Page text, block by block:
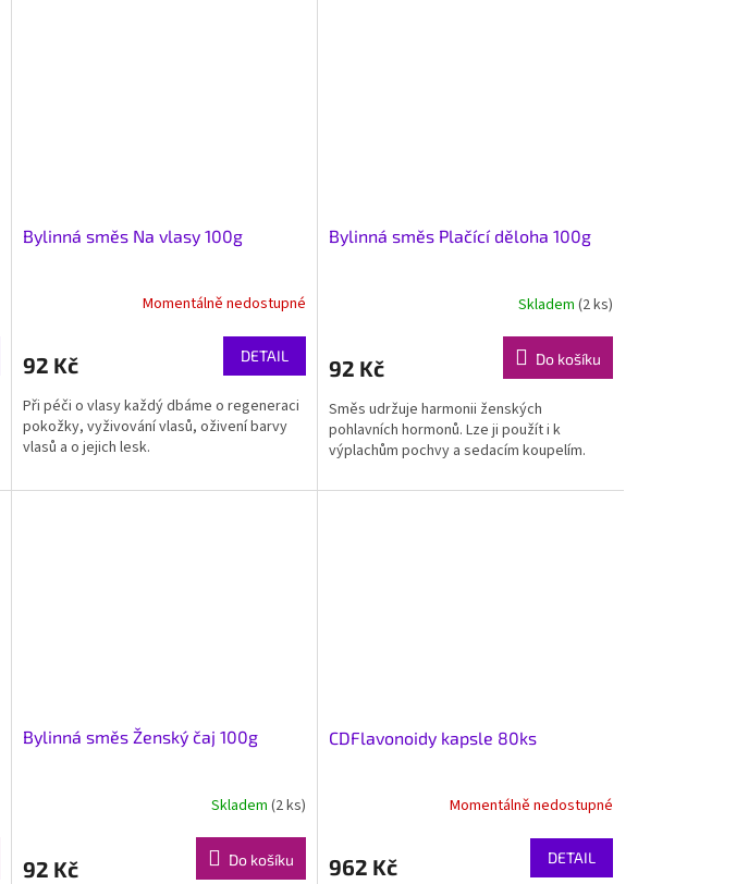
Bylinná směs Na vlasy 100g
Momentálně nedostupné
92 Kč DETAIL
Při péči o vlasy každý dbáme o regeneraci
pokožky, vyživování vlasů, oživení barvy
vlasů a o jejich lesk.
Bylinná směs Plačící děloha 100g
Skladem (2 ks)
92 Kč Do košíku
Směs udržuje harmonii ženských
pohlavních hormonů. Lze ji použít i k
výplachům pochvy a sedacím koupelím.
Bylinná směs Ženský čaj 100g
Skladem (2 ks)
92 Kč Do košíku
CDFlavonoidy kapsle 80ks
Momentálně nedostupné
962 Kč DETAIL